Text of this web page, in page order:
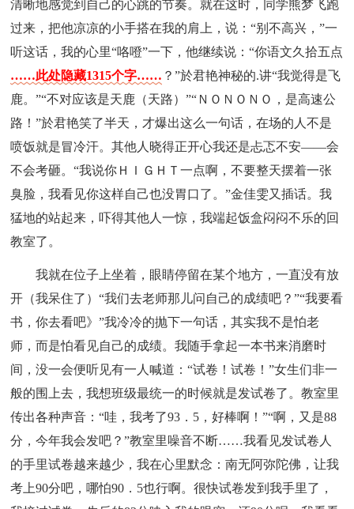
清晰地感觉到自己的心跳的节奏。就在这时，同学熊梦飞跑
过来，把他凉凉的小手搭在我的肩上，说：“别不高兴，”一
听这话，我的心里“咯噔”一下，他继续说：“你语文久拾五点
……此处隐藏1315个字…… ？”於君艳神秘的.讲“我觉得是飞
鹿。”“不对应该是天鹿（天路）”“ＮＯＮＯＮＯ，是高速公
路！”於君艳笑了半天，才爆出这么一句话，在场的人不是
喷饭就是冒冷汗。其他人晓得正开心我还是忐忑不安——会
不会考砸。“我说你ＨＩＧＨＴ一点啊，不要整天摆着一张
臭脸，我看见你这样自己也没胃口了。”金佳雯又插话。我
猛地的站起来，吓得其他人一惊，我端起饭盒闷闷不乐的回
教室了。
我就在位子上坐着，眼睛停留在某个地方，一直没有放
开（我呆住了）“我们去老师那儿问自己的成绩吧？”“我要看
书，你去看吧》”我冷冷的抛下一句话，其实我不是怕老
师，而是怕看见自己的成绩。我随手拿起一本书来消磨时
间，没一会便听见有一人喊道：“试卷！试卷！”女生们非一
般的围上去，我想班级最统一的时候就是发试卷了。教室里
传出各种声音：“哇，我考了93．5，好棒啊！”“啊，又是88
分，今年我会发吧？”教室里噪音不断……我看见发试卷人
的手里试卷越来越少，我在心里默念：南无阿弥陀佛，让我
考上90分吧，哪怕90．5也行啊。很快试卷发到我手里了，